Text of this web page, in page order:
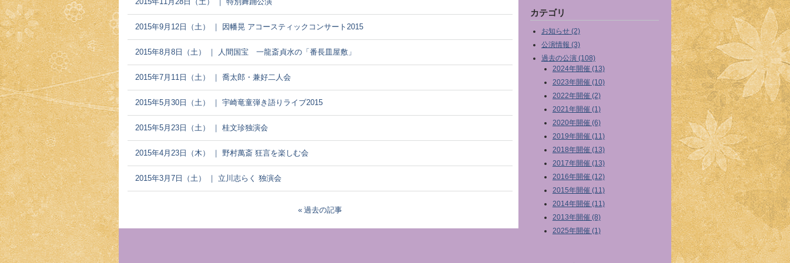
2015年9月12日（土） ｜ 因幡晃 アコースティックコンサート2015
2015年8月8日（土） ｜ 人間国宝 一龍斎貞水の「番長皿屋敷」
2015年7月11日（土） ｜ 喬太郎・兼好二人会
2015年5月30日（土） ｜ 宇崎竜童弾き語りライブ2015
2015年5月23日（土） ｜ 桂文珍独演会
2015年4月23日（木） ｜ 野村萬斎 狂言を楽しむ会
2015年3月7日（土） ｜ 立川志らく 独演会
過去の記事
カテゴリ
お知らせ (2)
公演情報 (3)
過去の公演 (108)
2024年開催 (13)
2023年開催 (10)
2022年開催 (2)
2021年開催 (1)
2020年開催 (6)
2019年開催 (11)
2018年開催 (13)
2017年開催 (13)
2016年開催 (12)
2015年開催 (11)
2014年開催 (11)
2013年開催 (8)
2025年開催 (1)